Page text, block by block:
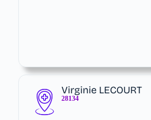
Virginie LECOURT
28134